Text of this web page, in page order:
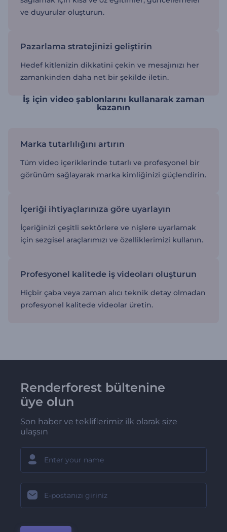
ve duyurular oluşturun.
Pazarlama stratejinizi geliştirin
Hedef kitlenizin dikkatini çekin ve mesajınızı her
zamankinden daha net bir şekilde iletin.
İş için video şablonlarını kullanarak zaman
kazanın
Marka tutarlılığını artırın
Tüm video içeriklerinde tutarlı ve profesyonel bir
görünüm sağlayarak marka kimliğinizi güçlendirin.
İçeriği ihtiyaçlarınıza göre uyarlayın
İçeriğinizi çeşitli sektörlere ve nişlere uyarlamak
için sezgisel araçlarımızı ve özelliklerimizi kullanın.
Profesyonel kalitede iş videoları oluşturun
Hiçbir çaba veya zaman alıcı teknik detay olmadan
profesyonel kalitede videolar üretin.
Renderforest bültenine
üye olun
Son haber ve tekliflerimiz ilk olarak size
ulaşsın